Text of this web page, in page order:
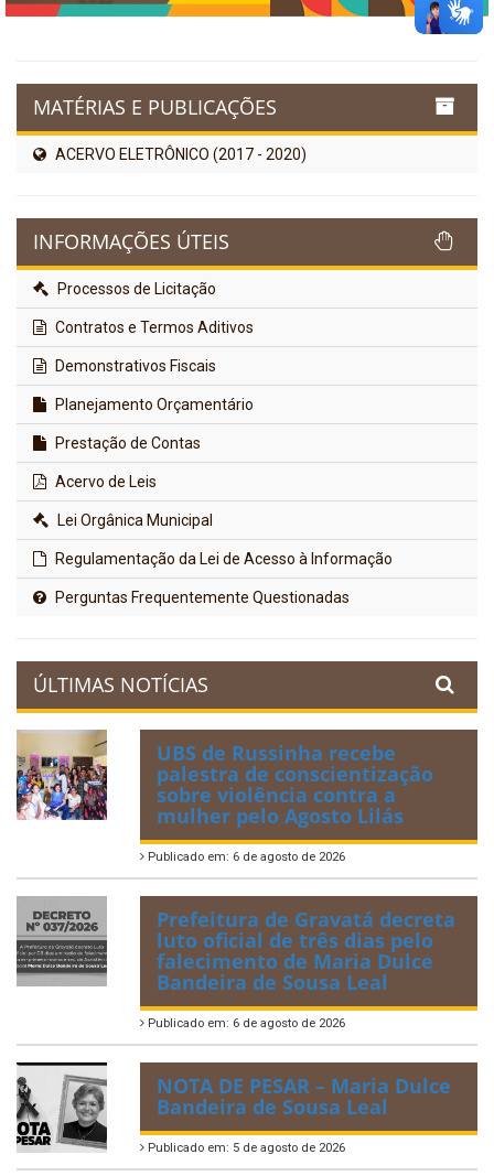
MATÉRIAS E PUBLICAÇÕES
ACERVO ELETRÔNICO (2017 - 2020)
INFORMAÇÕES ÚTEIS
Processos de Licitação
Contratos e Termos Aditivos
Demonstrativos Fiscais
Planejamento Orçamentário
Prestação de Contas
Acervo de Leis
Lei Orgânica Municipal
Regulamentação da Lei de Acesso à Informação
Perguntas Frequentemente Questionadas
ÚLTIMAS NOTÍCIAS
UBS de Russinha recebe
palestra de conscientização
sobre violência contra a
mulher pelo Agosto Lilás
Publicado em: 6 de agosto de 2026
Prefeitura de Gravatá decreta
luto oficial de três dias pelo
falecimento de Maria Dulce
Bandeira de Sousa Leal
Publicado em: 6 de agosto de 2026
NOTA DE PESAR – Maria Dulce
Bandeira de Sousa Leal
Publicado em: 5 de agosto de 2026